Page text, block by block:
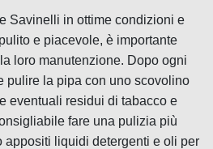
Savinelli in ottime condizioni e
e piacevole, è importante
loro manutenzione. Dopo ogni
pulire la pipa con uno scovolino
eventuali residui di tabacco e
fare una pulizia più
appositi liquidi detergenti e oli per